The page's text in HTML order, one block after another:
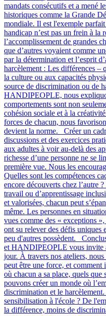
mandats consécutifs et a mené
historiques comme la Grande
mondiale. Il est l'exemple
handicap n’est pas un frein à la
l’accomplissement de grandes
que d’autres voyaient comme
par la détermination et l’esprit
harcèlement : Les différences –
la culture ou aux capacités
source de discrimination ou de
HANDIPEOPLE, nous
comportements sont non
cohésion sociale et à la
forces de chacun, nous
devient la norme. Créer un
discussions et des exercices
aux adultes à voir au-delà des
richesse d’une personne ne se
première vue. Nous les
Quelles sont les compétences
encore découverts chez l’autre
travail ou d’apprentissage
et valorisées, chacun peut
même. Les personnes en
vues comme des « exceptions
ont su relever des défis uniques
peu d'autres possèdent​​​​.
et HANDIPEOPLE vous invite
jour. À travers nos ateliers,
peut être une force, et comment
où chacun a sa place, quels que
pouvons créer un monde où
discrimination et le
sensibilisation à l'école ? De
la différence, moins de